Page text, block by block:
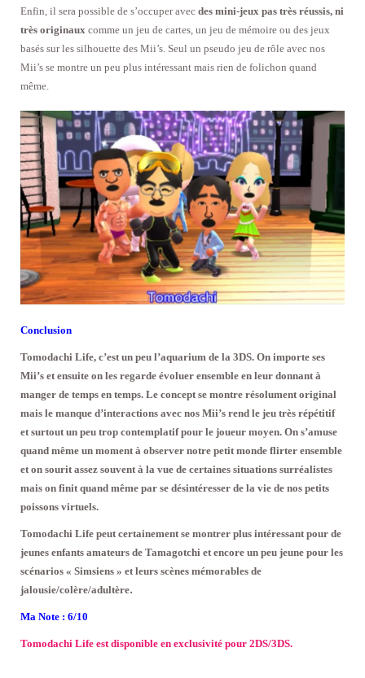
Enfin, il sera possible de s’occuper avec des mini-jeux pas très réussis, ni
très originaux comme un jeu de cartes, un jeu de mémoire ou des jeux
basés sur les silhouette des Mii’s. Seul un pseudo jeu de rôle avec nos
Mii’s se montre un peu plus intéressant mais rien de folichon quand
même.
Conclusion
Tomodachi Life, c’est un peu l’aquarium de la 3DS. On importe ses
Mii’s et ensuite on les regarde évoluer ensemble en leur donnant à
manger de temps en temps. Le concept se montre résolument original
mais le manque d’interactions avec nos Mii’s rend le jeu très répétitif
et surtout un peu trop contemplatif pour le joueur moyen. On s’amuse
quand même un moment à observer notre petit monde flirter ensemble
et on sourit assez souvent à la vue de certaines situations surréalistes
mais on finit quand même par se désintéresser de la vie de nos petits
poissons virtuels.
Tomodachi Life peut certainement se montrer plus intéressant pour de
jeunes enfants amateurs de Tamagotchi et encore un peu jeune pour les
scénarios « Simsiens » et leurs scènes mémorables de
jalousie/colère/adultère.
Ma Note : 6/10
Tomodachi Life est disponible en exclusivité pour 2DS/3DS.